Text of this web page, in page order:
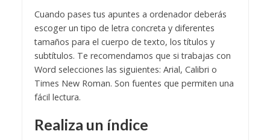
Cuando pases tus apuntes a ordenador deberás
escoger un tipo de letra concreta y diferentes
tamaños para el cuerpo de texto, los títulos y
subtítulos. Te recomendamos que si trabajas con
Word selecciones las siguientes: Arial, Calibri o
Times New Roman. Son fuentes que permiten una
fácil lectura.
Realiza un índice